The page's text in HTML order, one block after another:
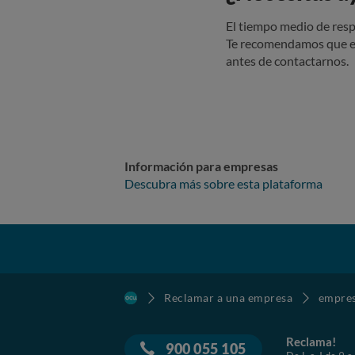
estás
puntos
que las
El tiempo medio de
Te recomendamos que
antes de contactarnos.
Información para empresas
Descubra más sobre esta plataforma
Reclamar a una empresa
900 055 105 Reclama!